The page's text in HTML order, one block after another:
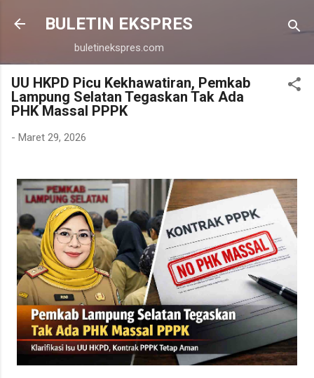
Langsung ke konten utama
BULETIN EKSPRES
buletinekspres.com
UU HKPD Picu Kekhawatiran, Pemkab
Lampung Selatan Tegaskan Tak Ada
PHK Massal PPPK
- Maret 29, 2026